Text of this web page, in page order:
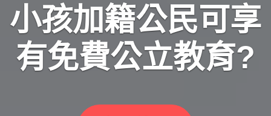
小孩加籍公民可享
有免費公立教育?